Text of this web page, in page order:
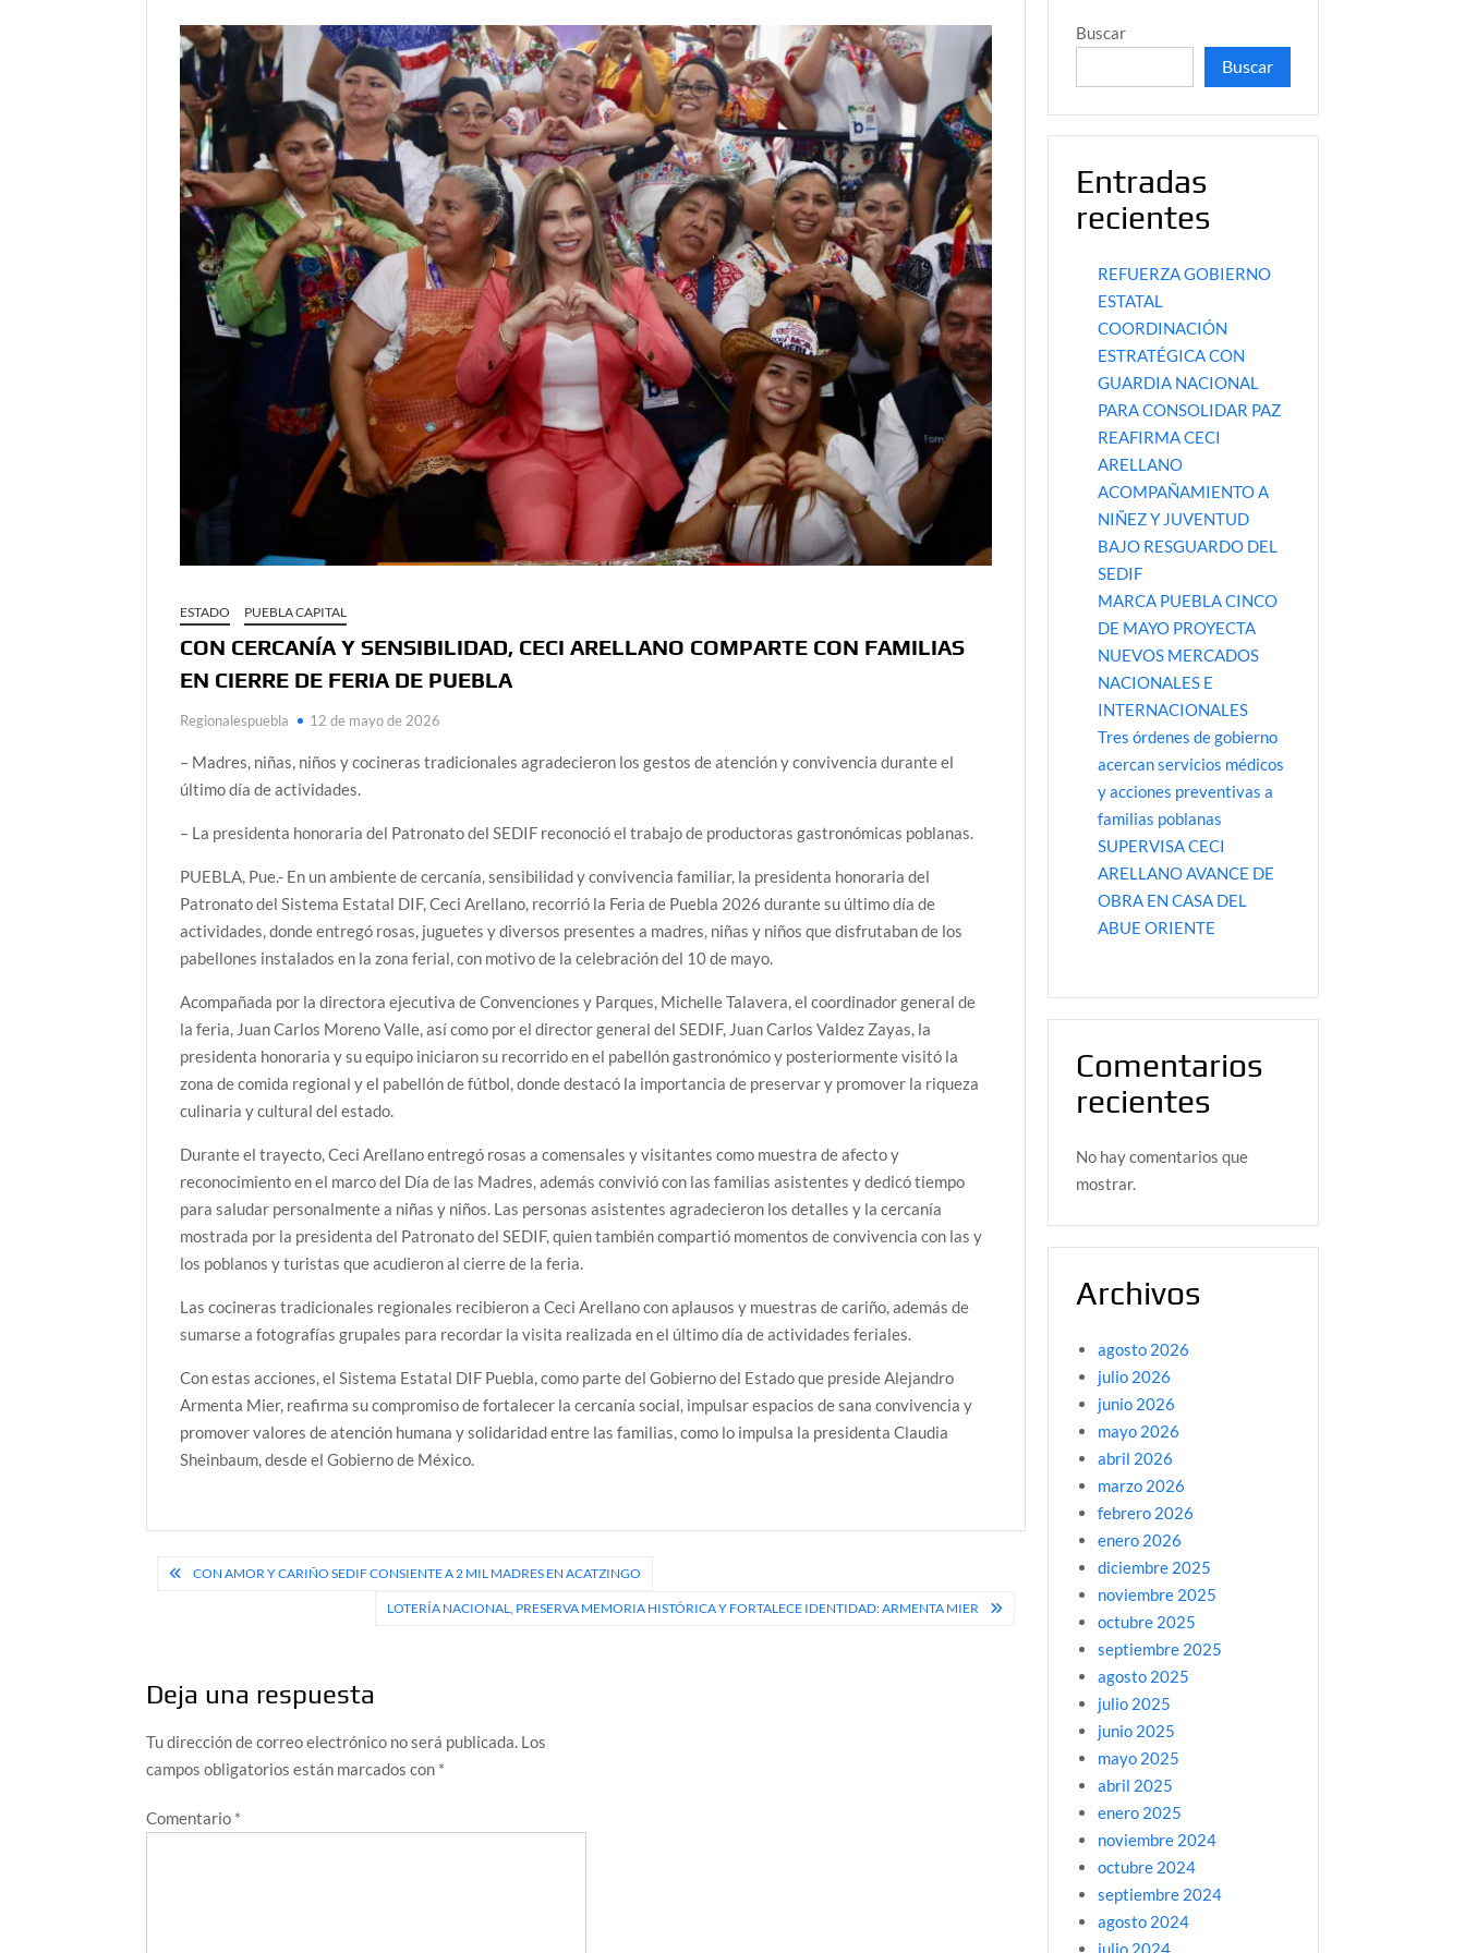
ESTADO PUEBLA CAPITAL
CON CERCANÍA Y SENSIBILIDAD, CECI ARELLANO COMPARTE CON FAMILIAS
EN CIERRE DE FERIA DE PUEBLA
Regionalespuebla 12 de mayo de 2026
– Madres, niñas, niños y cocineras tradicionales agradecieron los gestos de atención y convivencia durante el
último día de actividades.
– La presidenta honoraria del Patronato del SEDIF reconoció el trabajo de productoras gastronómicas poblanas.
PUEBLA, Pue.- En un ambiente de cercanía, sensibilidad y convivencia familiar, la presidenta honoraria del
Patronato del Sistema Estatal DIF, Ceci Arellano, recorrió la Feria de Puebla 2026 durante su último día de
actividades, donde entregó rosas, juguetes y diversos presentes a madres, niñas y niños que disfrutaban de los
pabellones instalados en la zona ferial, con motivo de la celebración del 10 de mayo.
Acompañada por la directora ejecutiva de Convenciones y Parques, Michelle Talavera, el coordinador general de
la feria, Juan Carlos Moreno Valle, así como por el director general del SEDIF, Juan Carlos Valdez Zayas, la
presidenta honoraria y su equipo iniciaron su recorrido en el pabellón gastronómico y posteriormente visitó la
zona de comida regional y el pabellón de fútbol, donde destacó la importancia de preservar y promover la riqueza
culinaria y cultural del estado.
Durante el trayecto, Ceci Arellano entregó rosas a comensales y visitantes como muestra de afecto y
reconocimiento en el marco del Día de las Madres, además convivió con las familias asistentes y dedicó tiempo
para saludar personalmente a niñas y niños. Las personas asistentes agradecieron los detalles y la cercanía
mostrada por la presidenta del Patronato del SEDIF, quien también compartió momentos de convivencia con las y
los poblanos y turistas que acudieron al cierre de la feria.
Las cocineras tradicionales regionales recibieron a Ceci Arellano con aplausos y muestras de cariño, además de
sumarse a fotografías grupales para recordar la visita realizada en el último día de actividades feriales.
Con estas acciones, el Sistema Estatal DIF Puebla, como parte del Gobierno del Estado que preside Alejandro
Armenta Mier, reafirma su compromiso de fortalecer la cercanía social, impulsar espacios de sana convivencia y
promover valores de atención humana y solidaridad entre las familias, como lo impulsa la presidenta Claudia
Sheinbaum, desde el Gobierno de México.
Navegación
CON AMOR Y CARIÑO SEDIF CONSIENTE A 2 MIL MADRES EN ACATZINGO
LOTERÍA NACIONAL, PRESERVA MEMORIA HISTÓRICA Y FORTALECE IDENTIDAD: ARMENTA MIER
Deja una respuesta
Tu dirección de correo electrónico no será publicada. Los
campos obligatorios están marcados con *
Comentario *
Buscar
Buscar
Entradas
recientes
REFUERZA GOBIERNO
ESTATAL
COORDINACIÓN
ESTRATÉGICA CON
GUARDIA NACIONAL
PARA CONSOLIDAR PAZ
REAFIRMA CECI
ARELLANO
ACOMPAÑAMIENTO A
NIÑEZ Y JUVENTUD
BAJO RESGUARDO DEL
SEDIF
MARCA PUEBLA CINCO
DE MAYO PROYECTA
NUEVOS MERCADOS
NACIONALES E
INTERNACIONALES
Tres órdenes de gobierno
acercan servicios médicos
y acciones preventivas a
familias poblanas
SUPERVISA CECI
ARELLANO AVANCE DE
OBRA EN CASA DEL
ABUE ORIENTE
Comentarios
recientes
No hay comentarios que
mostrar.
Archivos
agosto 2026
julio 2026
junio 2026
mayo 2026
abril 2026
marzo 2026
febrero 2026
enero 2026
diciembre 2025
noviembre 2025
octubre 2025
septiembre 2025
agosto 2025
julio 2025
junio 2025
mayo 2025
abril 2025
enero 2025
noviembre 2024
octubre 2024
septiembre 2024
agosto 2024
julio 2024